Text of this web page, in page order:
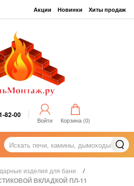
Акции Новинки Хиты продаж
82-00
Войти Корзина (0)
изделия для бани /
ВКЛАДКОЙ ПЛ-11